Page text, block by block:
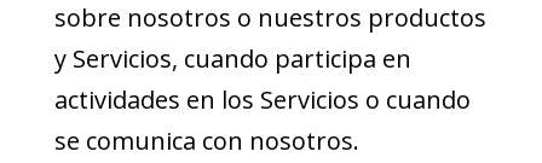
sobre nosotros o nuestros productos
y Servicios, cuando participa en
actividades en los Servicios o cuando
se comunica con nosotros.